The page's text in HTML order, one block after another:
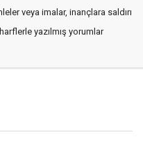
veya imalar, inançlara saldırı
yazılmış yorumlar